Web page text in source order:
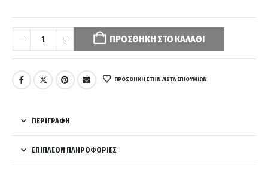
Your
selection
has
been
Please
product
options
before
ΠΡΟΣΘΉΚΗ ΣΤΟ ΚΑΛΆΘΙ
ΠΡΌΣΘΉΚΗ ΣΤΗΝ ΛΊΣΤΑ ΕΠΙΘΥΜΙΏΝ
ΠΕΡΙΓΡΑΦΉ
ΕΠΙΠΛΈΟΝ ΠΛΗΡΟΦΟΡΊΕΣ